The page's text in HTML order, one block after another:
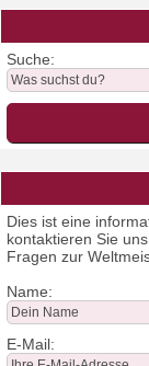
Suche:
Dies ist eine
kontaktieren Sie
Fragen zur
Name:
E-Mail: